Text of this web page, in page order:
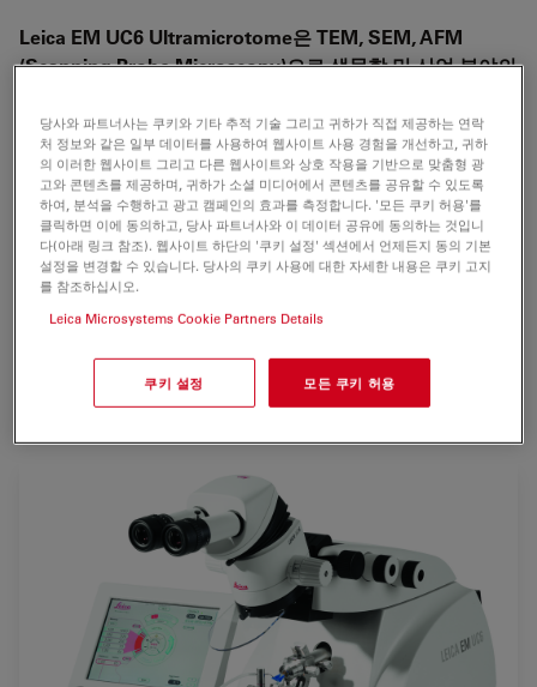
Leica EM UC6 Ultramicrotome은 TEM, SEM, AFM
(Scanning Probe Microscopy)으로 생물학 및 산업 분야의
는 기기입니다.
Leica EM UC6의 혁신적인 Touch-Sensitive Control Unit
는 도움말 기능이 있어서 초보자도 빠르고
안전하게 칼과 표본을 정렬할 수 있습니다. 프로그램 가능한
칼과 cutting movement는 Trimming이 매우 편리합니다.
내장된 정전기 방지 장치와 7명의 사용자가 각각 설정/저장
할 수 있는 EM FC6 Control Unit는 EM UC6 Touch Screen
For research use only
당사와 파트너사는 쿠키와 기타 추적 기술 그리고 귀하가 직접 제공하는 연락
처 정보와 같은 일부 데이터를 사용하여 웹사이트 사용 경험을 개선하고, 귀하
의 이러한 웹사이트 그리고 다른 웹사이트와 상호 작용을 기반으로 맞춤형 광
고와 콘텐츠를 제공하며, 귀하가 소셜 미디어에서 콘텐츠를 공유할 수 있도록
하여, 분석을 수행하고 광고 캠페인의 효과를 측정합니다. '모든 쿠키 허용'를
클릭하면 이에 동의하고, 당사 파트너사와 이 데이터 공유에 동의하는 것입니
다(아래 링크 참조). 웹사이트 하단의 '쿠키 설정' 섹션에서 언제든지 동의 기본
설정을 변경할 수 있습니다. 당사의 쿠키 사용에 대한 자세한 내용은 쿠키 고지
를 참조하십시오.
Leica Microsystems Cookie Partners Details
쿠키 설정 모든 쿠키 허용